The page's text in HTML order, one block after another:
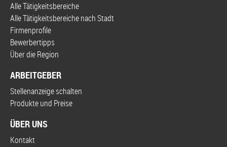
Alle Tätigkeitsbereiche
Alle Tätigkeitsbereiche nach Stadt
Firmenprofile
Bewerbertipps
Über die Region
ARBEITGEBER
Stellenanzeige schalten
Produkte und Preise
ÜBER UNS
Kontakt